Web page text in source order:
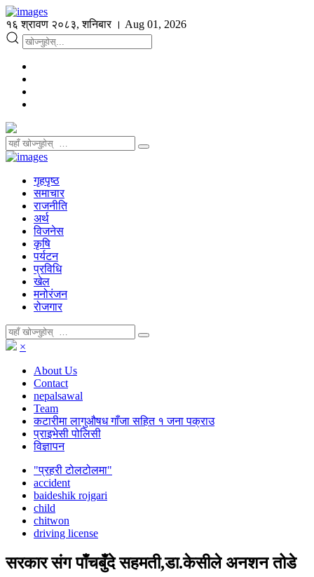
१६ श्रावण २०८३, शनिबार । Aug 01, 2026
गृहपृष्ठ
समाचार
राजनीति
अर्थ
विजनेस
कृषि
पर्यटन
प्रविधि
खेल
मनोरंजन
रोजगार
×
About Us
Contact
nepalsawal
Team
कटारीमा लागुऔषध गाँजा सहित १ जना पक्राउ
प्राइभेसी पोलिसी
विज्ञापन
"प्रहरी टोलटोलमा"
accident
baideshik rojgari
child
chitwon
driving license
सरकार संग पाँचबुँदे सहमती,डा.केसीले अनशन तोडे